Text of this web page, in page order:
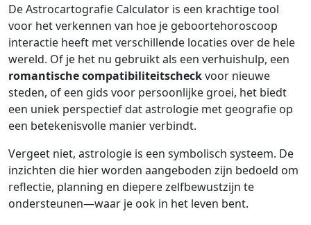
De Astrocartografie Calculator is een krachtige tool
voor het verkennen van hoe je geboortehoroscoop
interactie heeft met verschillende locaties over de hele
wereld. Of je het nu gebruikt als een verhuishulp, een
romantische compatibiliteitscheckvoor nieuwe
steden, of een gids voor persoonlijke groei, het biedt
een uniek perspectief dat astrologie met geografie op
een betekenisvolle manier verbindt.
Vergeet niet, astrologie is een symbolisch systeem. De
inzichten die hier worden aangeboden zijn bedoeld om
reflectie, planning en diepere zelfbewustzijn te
ondersteunen—waar je ook in het leven bent.